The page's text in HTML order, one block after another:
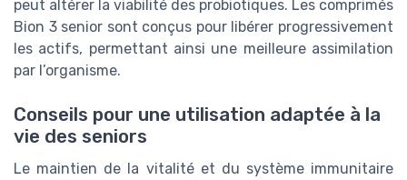
peut altérer la viabilité des probiotiques. Les comprimés
Bion 3 senior sont conçus pour libérer progressivement
les actifs, permettant ainsi une meilleure assimilation
par l’organisme.
Conseils pour une utilisation adaptée à la
vie des seniors
Le maintien de la vitalité et du système immunitaire